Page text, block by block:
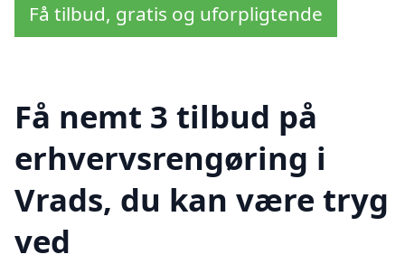
Få tilbud, gratis og uforpligtende
Få nemt 3 tilbud på
erhvervsrengøring i
Vrads, du kan være tryg
ved